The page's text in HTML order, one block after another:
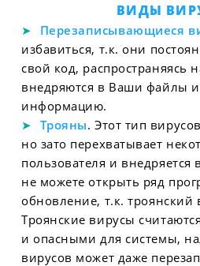
ВИДЫ
Перезаписывающиеся
избавиться, т.к. они
свой код, распространяясь
внедряются в Ваши файлы и
информацию.
Трояны. Этот тип
но зато перехватывает
пользователя и внедряется
не можете открыть ряд
обновление, т.к. троянский
Троянские вирусы
и опасными для системы,
вирусов может даже